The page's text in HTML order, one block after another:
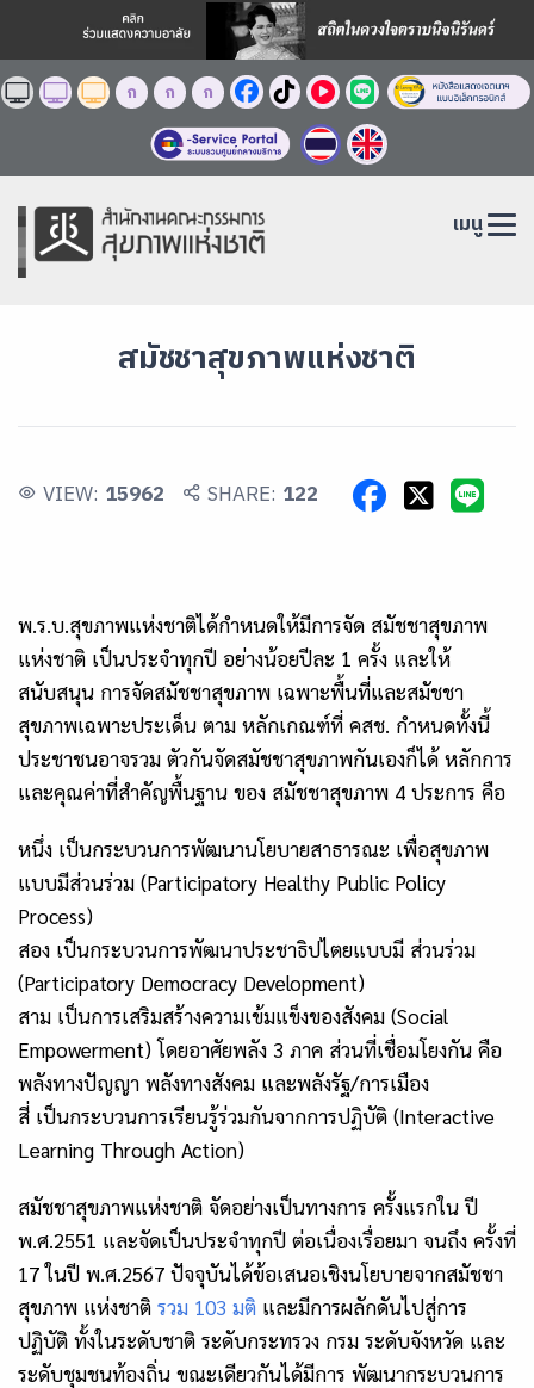
ก ก ก
เมนู
สมัชชาสุขภาพแห่งชาติ
VIEW: 15962 SHARE: 122
พ.ร.บ.สุขภาพแห่งชาติได้กำหนดให้มีการจัด สมัชชาสุขภาพ
แห่งชาติ เป็นประจำทุกปี อย่างน้อยปีละ 1 ครั้ง และให้
สนับสนุน การจัดสมัชชาสุขภาพ เฉพาะพื้นที่และสมัชชา
สุขภาพเฉพาะประเด็น ตาม หลักเกณฑ์ที่ คสช. กำหนดทั้งนี้
ประชาชนอาจรวม ตัวกันจัดสมัชชาสุขภาพกันเองก็ได้ หลักการ
และคุณค่าที่สำคัญพื้นฐาน ของ สมัชชาสุขภาพ 4 ประการ คือ
หนึ่ง เป็นกระบวนการพัฒนานโยบายสาธารณะ เพื่อสุขภาพ
แบบมีส่วนร่วม (Participatory Healthy Public Policy
Process)
สอง เป็นกระบวนการพัฒนาประชาธิปไตยแบบมี ส่วนร่วม
(Participatory Democracy Development)
สาม เป็นการเสริมสร้างความเข้มแข็งของสังคม (Social
Empowerment) โดยอาศัยพลัง 3 ภาค ส่วนที่เชื่อมโยงกัน คือ
พลังทางปัญญา พลังทางสังคม และพลังรัฐ/การเมือง
สี่ เป็นกระบวนการเรียนรู้ร่วมกันจากการปฏิบัติ (Interactive
Learning Through Action)
สมัชชาสุขภาพแห่งชาติ จัดอย่างเป็นทางการ ครั้งแรกใน ปี
พ.ศ.2551 และจัดเป็นประจำทุกปี ต่อเนื่องเรื่อยมา จนถึง ครั้งที่
17 ในปี พ.ศ.2567 ปัจจุบันได้ข้อเสนอเชิงนโยบายจากสมัชชา
สุขภาพ แห่งชาติ รวม 103 มติ และมีการผลักดันไปสู่การ
ปฏิบัติ ทั้งในระดับชาติ ระดับกระทรวง กรม ระดับจังหวัด และ
ระดับชุมชนท้องถิ่น ขณะเดียวกันได้มีการ พัฒนากระบวนการ